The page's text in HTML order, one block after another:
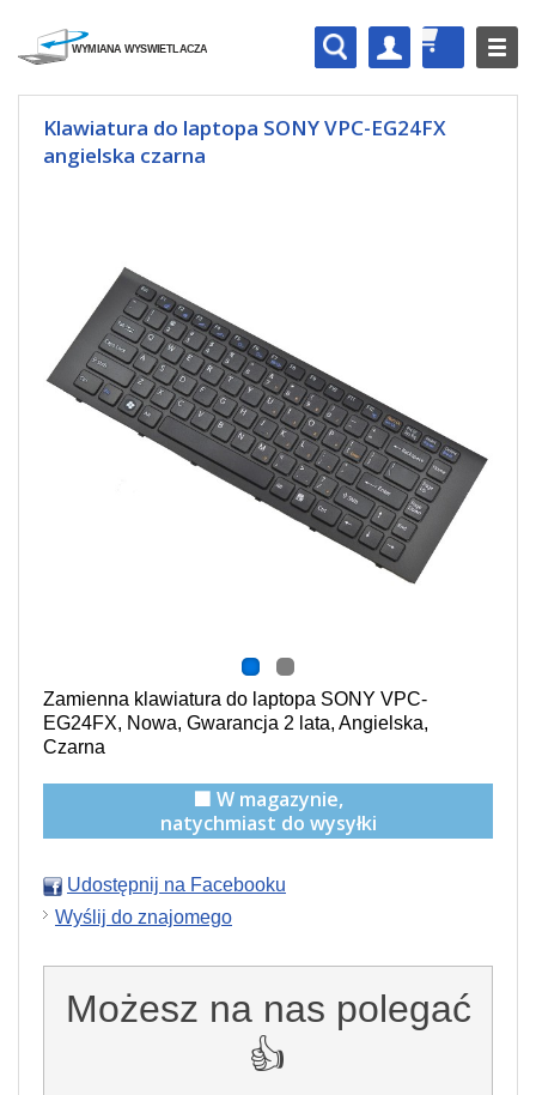
Klawiatura do laptopa SONY VPC-EG24FX
angielska czarna
Zamienna klawiatura do laptopa SONY VPC-
EG24FX, Nowa, Gwarancja 2 lata, Angielska,
Czarna
🟩 W magazynie,
natychmiast do wysyłki
Udostępnij na Facebooku
Wyślij do znajomego
Możesz na nas polegać
👍